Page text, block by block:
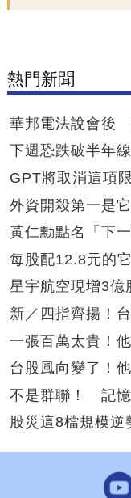
熱門新聞
華邦電法說會後
下週恐跌破半年
GPT將取消這項
外資開殺第一是
黃仁勳點名「下
每股配12.8元的
星宇航空現增3億
新／四指齊揚！
一張百萬太貴！
台股風向變了！
不是群聯！ 記憶
股災這8檔規模